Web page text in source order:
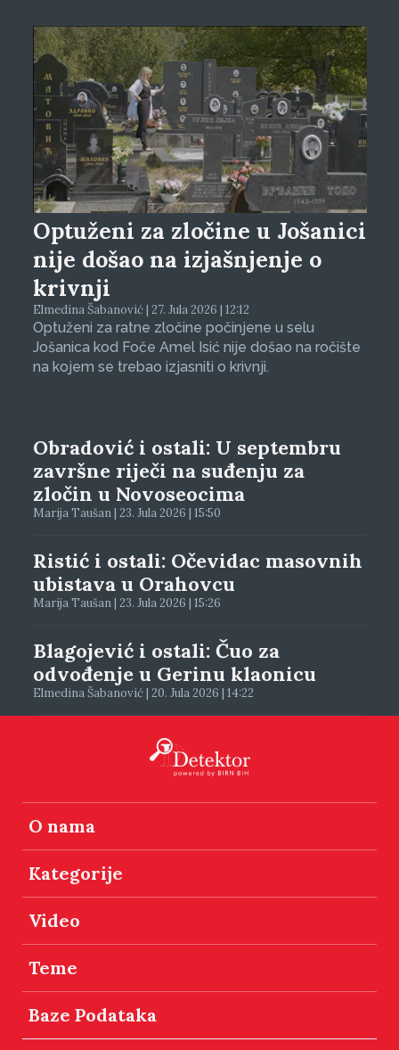
Optuženi za zločine u Jošanici
nije došao na izjašnjenje o
krivnji
Elmedina Šabanović | 27. Jula 2026 | 12:12
Optuženi za ratne zločine počinjene u selu
Jošanica kod Foče Amel Isić nije došao na ročište
na kojem se trebao izjasniti o krivnji.
Obradović i ostali: U septembru
završne riječi na suđenju za
zločin u Novoseocima
Marija Taušan | 23. Jula 2026 | 15:50
Ristić i ostali: Očevidac masovnih
ubistava u Orahovcu
Marija Taušan | 23. Jula 2026 | 15:26
Blagojević i ostali: Čuo za
odvođenje u Gerinu klaonicu
Elmedina Šabanović | 20. Jula 2026 | 14:22
O nama
Kategorije
Video
Teme
Baze Podataka